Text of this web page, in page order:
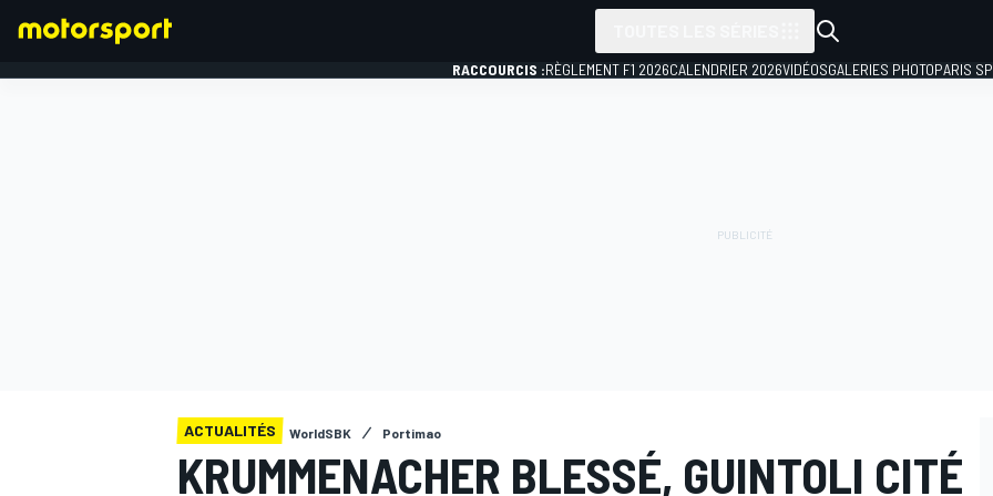
RACCOURCIS :RÈGLEMENT F1 2026CALENDRIER 2026VIDÉOSGALERIES PHOTOPARIS
ACTUALITÉS WorldSBK Portimao
KRUMMENACHER BLESSÉ, GUINTOLI CITÉ